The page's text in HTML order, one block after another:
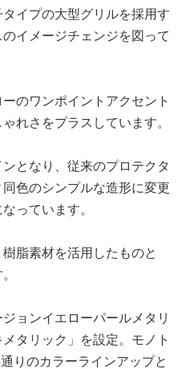
イプの大型グリルを採用す
イメージチェンジを図って
のワンポイントアクセント
れさをプラスしています。
となり、従来のプロテクタ
色のシンプルな造形に変更
っています。
脂素材を活用したものと
ョンイエローパールメタリ
タリック」を設定。モノト
りのカラーラインアップと